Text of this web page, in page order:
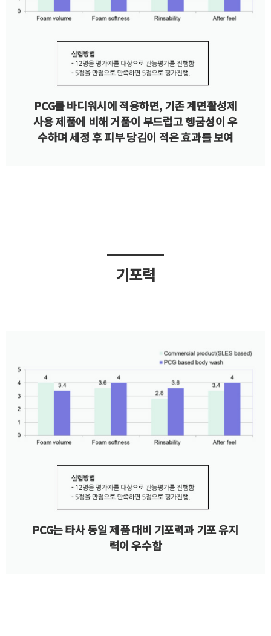
PCG를 바디워시에 적용하면, 기존 계면활성제
사용 제품에 비해 거품이 부드럽고 헹굼성이 우
수하며 세정 후 피부 당김이 적은 효과를 보여
기포력
PCG는 타사 동일 제품 대비 기포력과 기포 유지
력이 우수함